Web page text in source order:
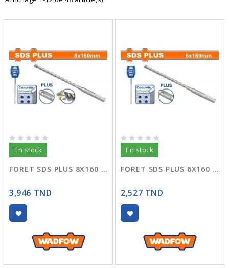
En stock
FORET SDS PLUS 8X160 WHD3202
3,946 TND
En stock
FORET SDS PLUS 6X160 WHD1205
2,527 TND